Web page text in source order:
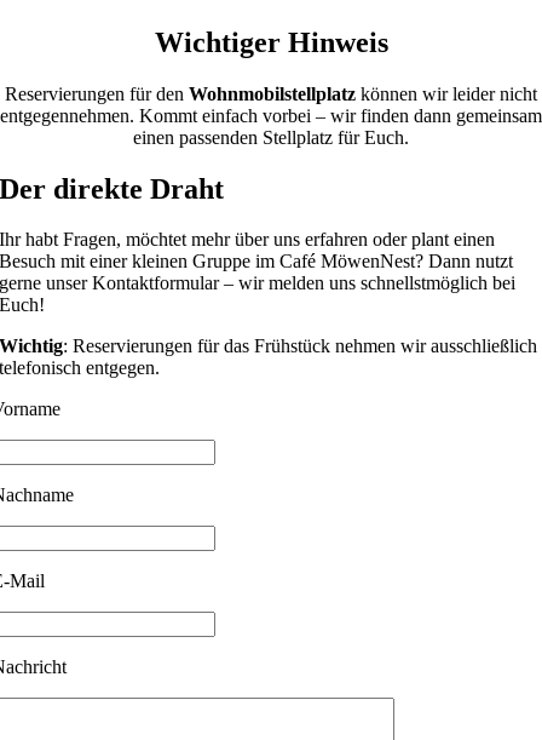
Wichtiger Hinweis
Reservierungen für den Wohnmobilstellplatz können wir leider nicht
entgegennehmen. Kommt einfach vorbei – wir finden dann gemeinsam
einen passenden Stellplatz für Euch.
Der direkte Draht
Ihr habt Fragen, möchtet mehr über uns erfahren oder plant einen
Besuch mit einer kleinen Gruppe im Café MöwenNest? Dann nutzt
gerne unser Kontaktformular – wir melden uns schnellstmöglich bei
Euch!
Wichtig: Reservierungen für das Frühstück nehmen wir ausschließlich
telefonisch entgegen.
Mail